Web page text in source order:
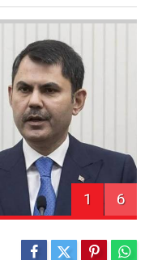
1 6